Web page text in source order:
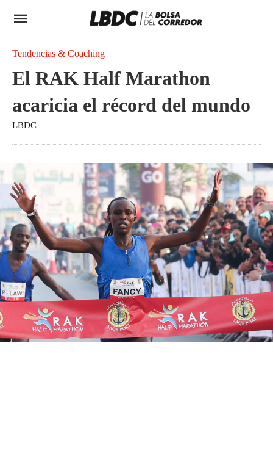
Tendencias & Coaching
El RAK Half Marathon
acaricia el récord del mundo
LBDC